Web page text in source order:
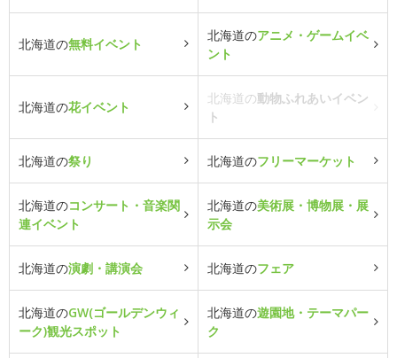
北海道の無料イベント
北海道のアニメ・ゲームイベ
ント
北海道の花イベント
北海道の動物ふれあいイベン
ト
北海道の祭り 北海道のフリーマーケット
北海道のコンサート・音楽関
連イベント
北海道の美術展・博物展・展
示会
北海道の演劇・講演会 北海道のフェア
北海道のGW(ゴールデンウィ
ーク)観光スポット
北海道の遊園地・テーマパー
ク